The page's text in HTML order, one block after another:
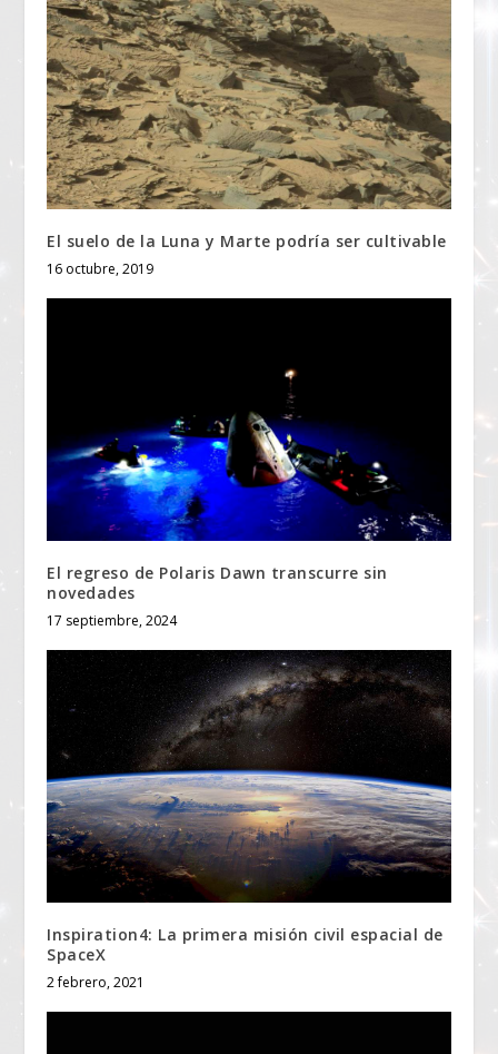
El suelo de la Luna y Marte podría ser cultivable
16 octubre, 2019
El regreso de Polaris Dawn transcurre sin
novedades
17 septiembre, 2024
Inspiration4: La primera misión civil espacial de
SpaceX
2 febrero, 2021